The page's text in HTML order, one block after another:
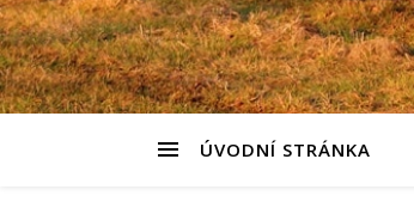
ÚVODNÍ STRÁNKA